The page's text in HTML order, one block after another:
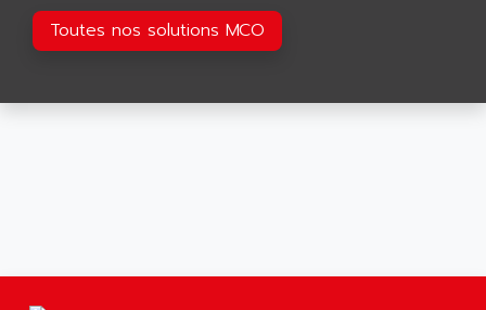
REDIPANEL
RJ2
PCS
AGIE
AGUT
Toutes nos solutions MCO